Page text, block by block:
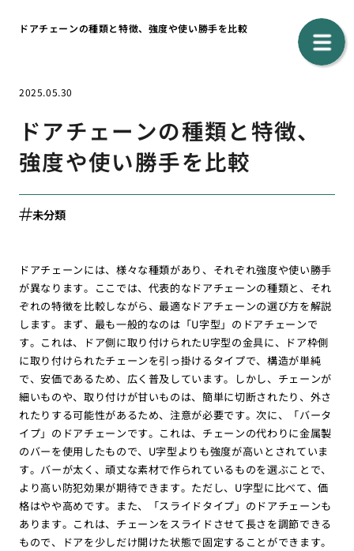
ドアチェーンの種類と特徴、強度や使い勝手を比較
2025.05.30
ドアチェーンの種類と特徴、
強度や使い勝手を比較
未分類
ドアチェーンには、様々な種類があり、それぞれ強度や使い勝手
が異なります。ここでは、代表的なドアチェーンの種類と、それ
ぞれの特徴を比較しながら、最適なドアチェーンの選び方を解説
します。まず、最も一般的なのは「U字型」のドアチェーンで
す。これは、ドア側に取り付けられたU字型の金具に、ドア枠側
に取り付けられたチェーンを引っ掛けるタイプで、構造が単純
で、安価であるため、広く普及しています。しかし、チェーンが
細いものや、取り付けが甘いものは、簡単に切断されたり、外さ
れたりする可能性があるため、注意が必要です。次に、「バータ
イプ」のドアチェーンです。これは、チェーンの代わりに金属製
のバーを使用したもので、U字型よりも強度が高いとされていま
す。バーが太く、頑丈な素材で作られているものを選ぶことで、
より高い防犯効果が期待できます。ただし、U字型に比べて、価
格はやや高めです。また、「スライドタイプ」のドアチェーンも
あります。これは、チェーンをスライドさせて長さを調節できる
もので、ドアを少しだけ開けた状態で固定することができます。